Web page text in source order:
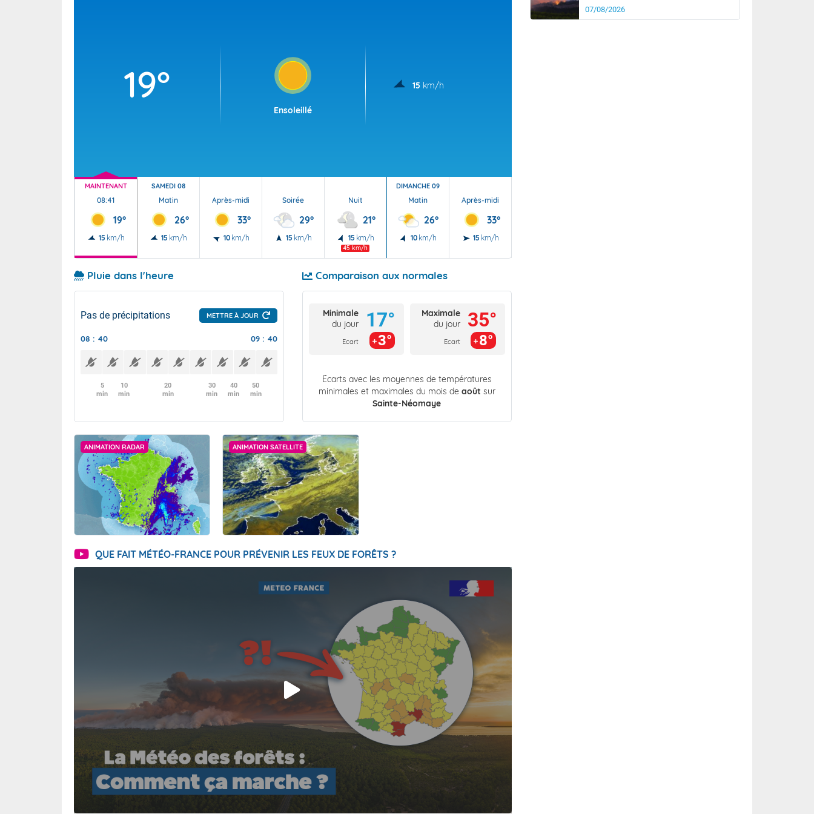
19°
Ensoleillé
15 km/h
MAINTENANT
08:41
19°
15 km/h
SAMEDI 08
Matin
26°
15 km/h
Après-midi
33°
10 km/h
Soirée
29°
15 km/h
Nuit
21°
15 km/h
45 km/h
DIMANCHE 09
Matin
26°
10 km/h
Après-midi
33°
15 km/h
Pluie dans l'heure
Pas de précipitations METTRE À JOUR
08 : 40 09 : 40
5
min
10
min
20
min
30
min
40
min
50
min
Comparaison aux normales
Minimale
du jour
Ecart
17°
3°
Maximale
du jour
Ecart
35°
8°
Écarts avec les moyennes de températures
minimales et maximales du mois de août sur
Sainte-Néomaye
ANIMATION RADAR ANIMATION SATELLITE
QUE FAIT MÉTÉO-FRANCE POUR PRÉVENIR LES FEUX DE FORÊTS ?
07/08/2026